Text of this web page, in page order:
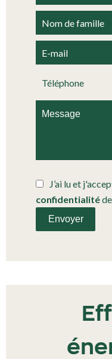
J’ai lu et
confidentialité
Envoyer